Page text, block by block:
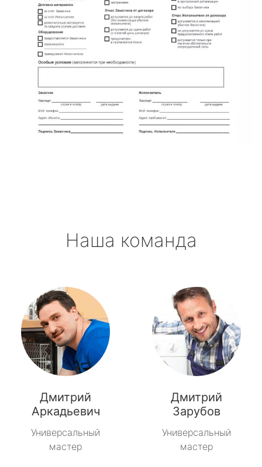
Наша команда
Дмитрий
Аркадьевич
Универсальный
мастер
Дмитрий
Зарубов
Универсальный
мастер